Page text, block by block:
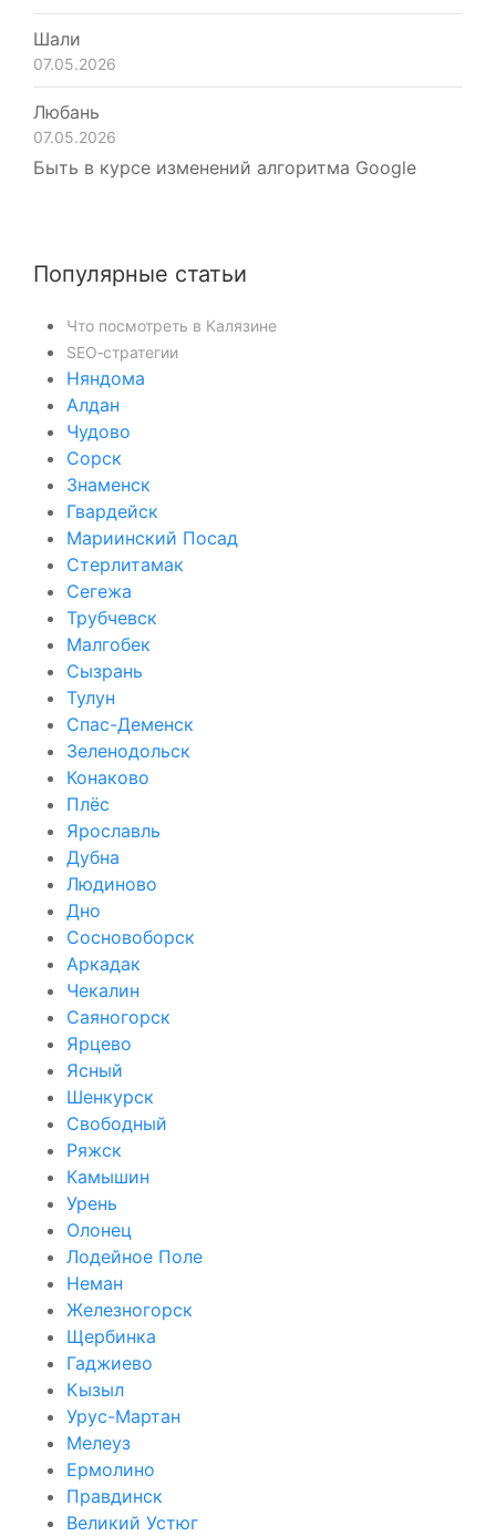
Шали
07.05.2026
Любань
07.05.2026
Быть в курсе изменений алгоритма Google
Популярные статьи
Что посмотреть в Калязине
SEO‑стратегии
Няндома
Алдан
Чудово
Сорск
Знаменск
Гвардейск
Мариинский Посад
Стерлитамак
Сегежа
Трубчевск
Малгобек
Сызрань
Тулун
Спас-Деменск
Зеленодольск
Конаково
Плёс
Ярославль
Дубна
Людиново
Дно
Сосновоборск
Аркадак
Чекалин
Саяногорск
Ярцево
Ясный
Шенкурск
Свободный
Ряжск
Камышин
Урень
Олонец
Лодейное Поле
Неман
Железногорск
Щербинка
Гаджиево
Кызыл
Урус-Мартан
Мелеуз
Ермолино
Правдинск
Великий Устюг